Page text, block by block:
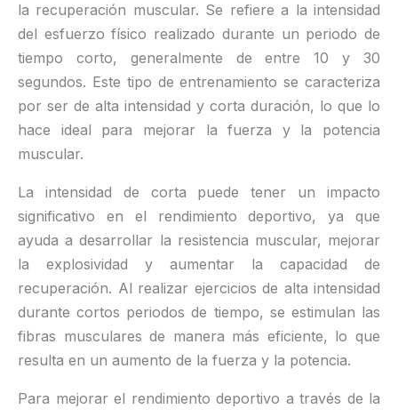
la recuperación muscular. Se refiere a la intensidad
del esfuerzo físico realizado durante un periodo de
tiempo corto, generalmente de entre 10 y 30
segundos. Este tipo de entrenamiento se caracteriza
por ser de alta intensidad y corta duración, lo que lo
hace ideal para mejorar la fuerza y la potencia
muscular.
La intensidad de corta puede tener un impacto
significativo en el rendimiento deportivo, ya que
ayuda a desarrollar la resistencia muscular, mejorar
la explosividad y aumentar la capacidad de
recuperación. Al realizar ejercicios de alta intensidad
durante cortos periodos de tiempo, se estimulan las
fibras musculares de manera más eficiente, lo que
resulta en un aumento de la fuerza y la potencia.
Para mejorar el rendimiento deportivo a través de la